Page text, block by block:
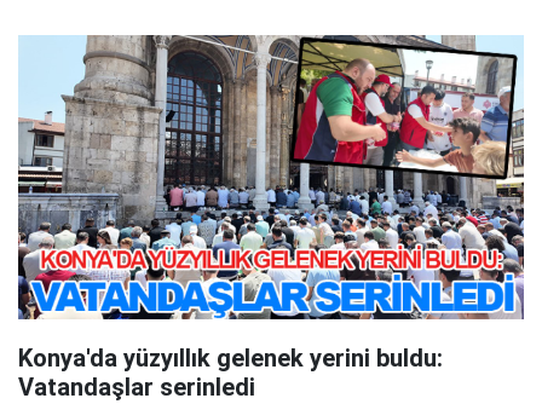
Konya'da yüzyıllık gelenek yerini buldu:
Vatandaşlar serinledi